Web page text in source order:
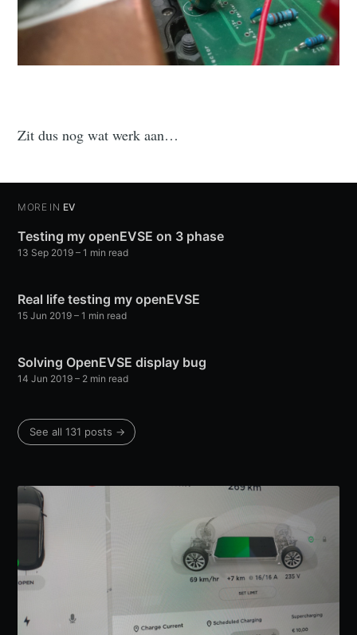
Zit dus nog wat werk aan…
MORE IN EV
Testing my openEVSE on 3 phase
13 Sep 2019 –1 min read
Real life testing my openEVSE
15 Jun 2019 –1 min read
Solving OpenEVSE display bug
14 Jun 2019 – 2 min read
See all131 posts →